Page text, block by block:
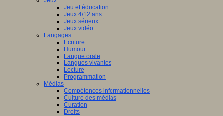
Jeu et éducation
Jeux 4/12 ans
Jeux sérieux
Jeux vidéo
Langages
Ecriture
Humour
Langue orale
Langues vivantes
Lecture
Programmation
Médias
Compétences informationnelles
Culture des médias
Curation
Droits